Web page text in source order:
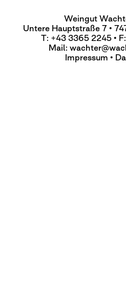
Weingut
Untere Hauptstraße 7 •
T: +43 3365 2245 •
Mail:
Impressum •